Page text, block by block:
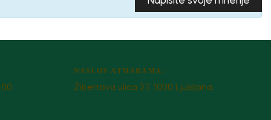
NASLOV ATMARAMA:
Žibertova ulica 27, 1000 Ljubljana